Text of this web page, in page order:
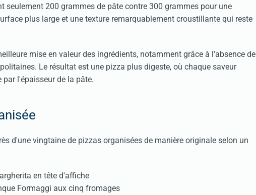
seulement 200 grammes de pâte contre 300 grammes pour une
plus large et une texture remarquablement croustillante qui reste
mise en valeur des ingrédients, notamment grâce à l'absence de
Le résultat est une pizza plus digeste, où chaque saveur
l'épaisseur de la pâte.
d'une vingtaine de pizzas organisées de manière originale selon un
en tête d'affiche
Formaggi aux cinq fromages